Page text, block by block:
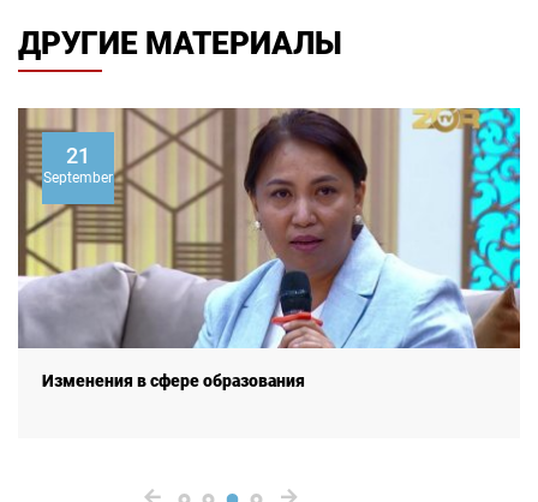
ДРУГИЕ МАТЕРИАЛЫ
21
September
Изменения в сфере образования